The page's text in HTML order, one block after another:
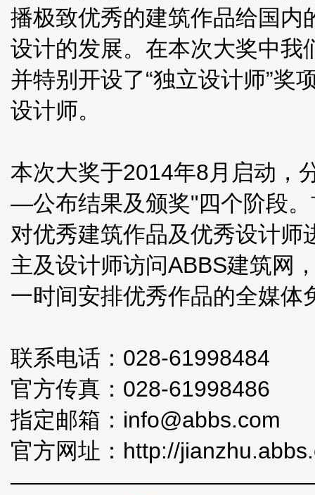
播极致优秀的建筑作品给国内
设计的发展。在本次大奖中我
并特别开设了“独立设计师”奖
设计师。
本次大奖于2014年8月启动
—公布结果及颁奖"四个阶段
对优秀建筑作品及优秀设计
主及设计师访问ABBS建筑网
一时间安排优秀作品的全媒体
联系电话：028-61998484
官方传真：028-61998486
指定邮箱：info@abbs.com
官方网址： http://